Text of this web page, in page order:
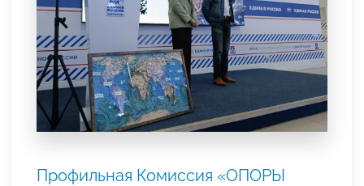
Профильная Комиссия «ОПОРЫ